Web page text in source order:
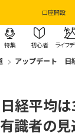
口座開設
特集 初心者 ライフ
アップデート 日
経平均は
識者の見